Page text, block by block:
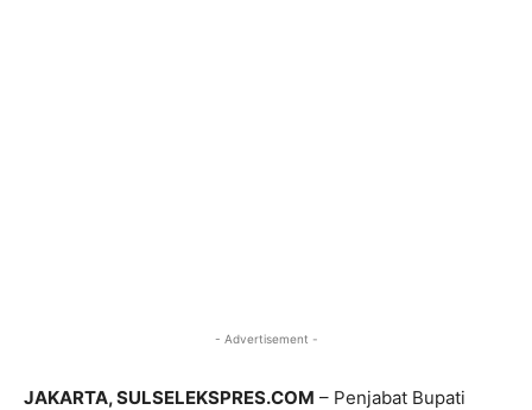
- Advertisement -
JAKARTA, SULSELEKSPRES.COM – Penjabat Bupati